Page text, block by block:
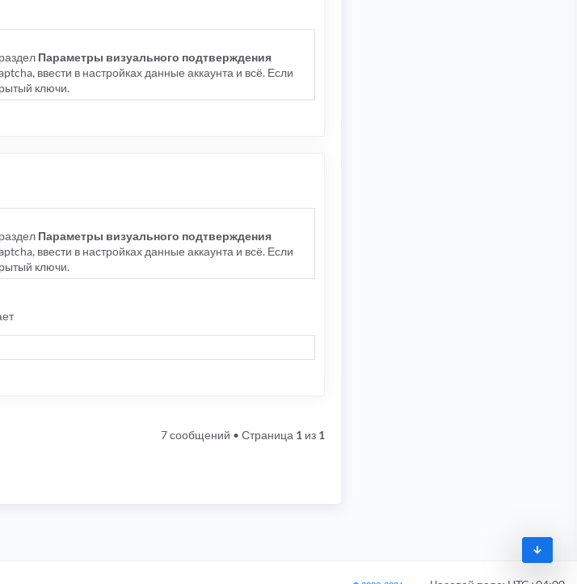
Параметры визуального подтверждения
ввести в настройках данные аккаунта и всё. Если
ключи.
Параметры визуального подтверждения
ввести в настройках данные аккаунта и всё. Если
ключи.
7 сообщений • Страница 1 из 1